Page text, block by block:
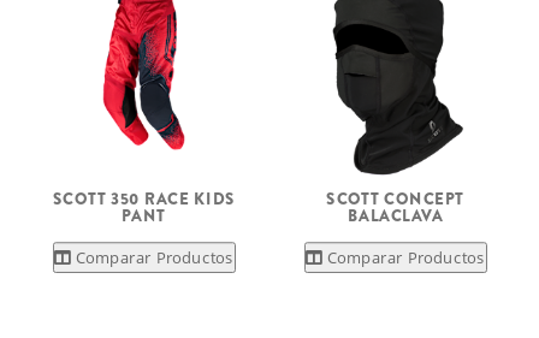
SCOTT 350 RACE KIDS
PANT
Comparar Productos
SCOTT CONCEPT
BALACLAVA
Comparar Productos